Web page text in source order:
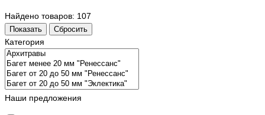
Найдено товаров: 107
Показать Сбросить
Категория
Наши предложения